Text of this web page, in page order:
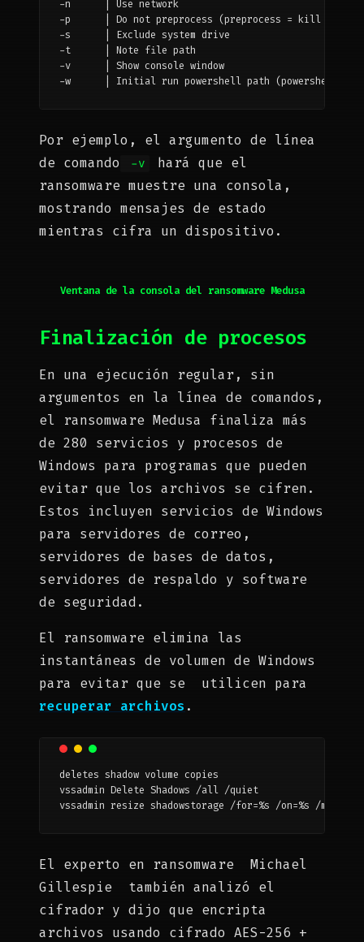
-n	| Use network
-p	| Do not preprocess (preprocess = kill services and shadow copies)
-s	| Exclude system drive
-t	| Note file path
-v 	| Show console window
-w	| Initial run powershell path (powershell -
Por ejemplo, el argumento de línea
de comando
-v
hará que el
ransomware muestre una consola,
mostrando mensajes de estado
mientras cifra un dispositivo.
Ventana de la consola del ransomware Medusa
Finalización de procesos
En una ejecución regular, sin
argumentos en la línea de comandos,
el ransomware Medusa finaliza más
de 280 servicios y procesos de
Windows para programas que pueden
evitar que los archivos se cifren.
Estos incluyen servicios de Windows
para servidores de correo,
servidores de bases de datos,
servidores de respaldo y software
de seguridad.
El ransomware elimina las
instantáneas de volumen de Windows
para evitar que se utilicen para
recuperar archivos .
deletes shadow volume copies
vssadmin Delete Shadows /all /quiet
vssadmin resize shadowstorage /for=%s /on=%s /
El experto en ransomware Michael
Gillespie también analizó el
cifrador y dijo que encripta
archivos usando cifrado AES-256 +